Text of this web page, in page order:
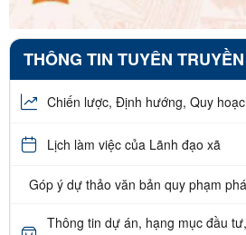
THÔNG TIN TUYÊN TRUYỀN
Chiến lược, Định hướng, Quy
Lịch làm việc của Lãnh đạo xã
Góp ý dự thảo văn bản quy phạm
Thông tin dự án, hạng mục đầu